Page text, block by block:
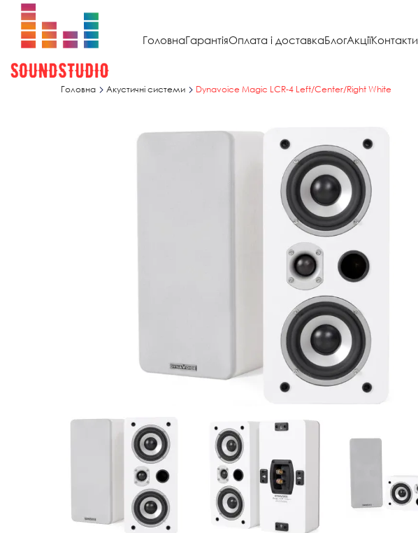
ГоловнаГарантіяОплата і доставкаБлогАкціїКонтакти
Головна Акустичні системи Dynavoice Magic LCR-4 Left/Center/Right White